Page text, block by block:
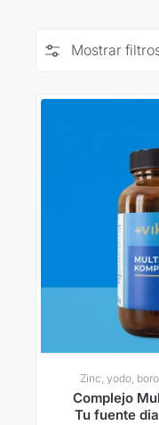
Mostrar
Zinc, yodo,
Complejo
Tu fuente